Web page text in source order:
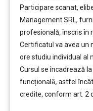
Participare scanat,
Management SRL,
profesională, înscris în
Certificatul va avea un
ore studiu individual al
Cursul se încadrează
funcțională, astfel
credite, conform art. 2